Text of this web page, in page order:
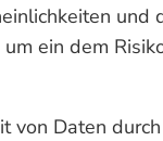
und
ein dem
von Daten